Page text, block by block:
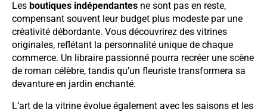
Les boutiques indépendantes ne sont pas en reste,
compensant souvent leur budget plus modeste par une
créativité débordante. Vous découvrirez des vitrines
originales, reflétant la personnalité unique de chaque
commerce. Un libraire passionné pourra recréer une scène
de roman célèbre, tandis qu’un fleuriste transformera sa
devanture en jardin enchanté.
L’art de la vitrine évolue également avec les saisons et les